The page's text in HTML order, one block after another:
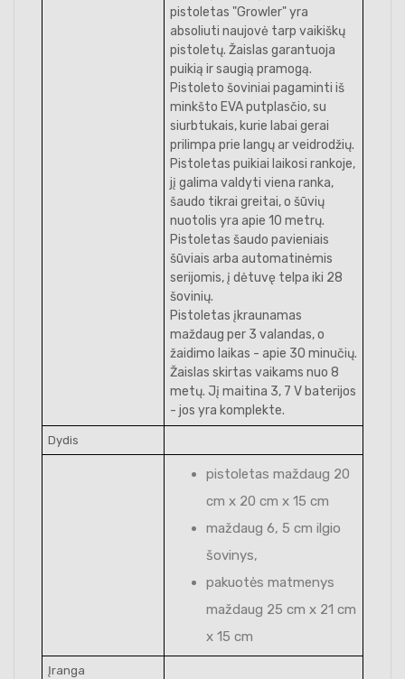
pistoletas "Growler" yra
absoliuti naujovė tarp vaikiškų
pistoletų. Žaislas garantuoja
puikią ir saugią pramogą.
Pistoleto šoviniai pagaminti iš
minkšto EVA putplasčio, su
siurbtukais, kurie labai gerai
prilimpa prie langų ar veidrodžių.
Pistoletas puikiai laikosi rankoje,
jį galima valdyti viena ranka,
šaudo tikrai greitai, o šūvių
nuotolis yra apie 10 metrų.
Pistoletas šaudo pavieniais
šūviais arba automatinėmis
serijomis, į dėtuvę telpa iki 28
šovinių.
Pistoletas įkraunamas
maždaug per 3 valandas, o
žaidimo laikas - apie 30 minučių.
Žaislas skirtas vaikams nuo 8
metų. Jį maitina 3, 7 V baterijos
- jos yra komplekte.
Dydis
pistoletas maždaug 20
cm x 20 cm x 15 cm
maždaug 6, 5 cm ilgio
šovinys,
pakuotės matmenys
maždaug 25 cm x 21 cm
x 15 cm
Įranga